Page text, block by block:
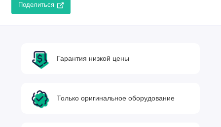
Поделиться
Гарантия низкой цены
Только оригинальное оборудование